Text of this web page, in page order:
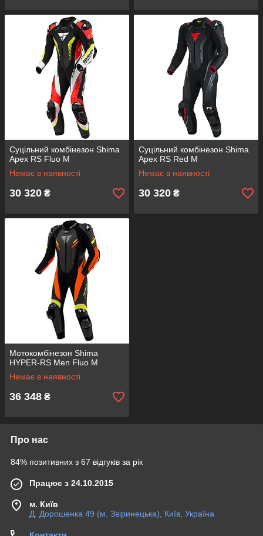
Суцільний комбінезон Shima
Apex RS Fluo M
Немає в наявності
30 320 ₴
Суцільний комбінезон Shima
Apex RS Red M
Немає в наявності
30 320 ₴
Мотокомбінезон Shima
HYPER-RS Men Fluo M
Немає в наявності
36 348 ₴
Про нас
84% позитивних з 67 відгуків за рік
Працює з 24.10.2015
м. Київ
Д. Дорошенка 49 (м. Звіринецька), Київ, Україна